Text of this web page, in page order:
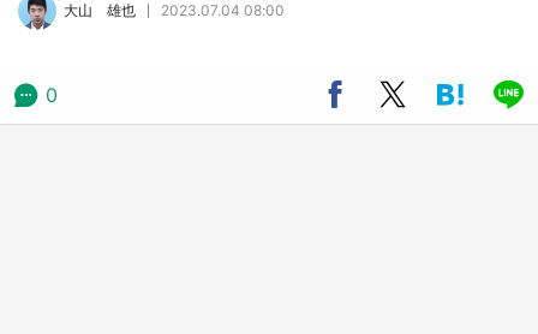
の「猫猫像」も【8／1～10／26】
大山 雄也 2023.07.04 08:00
0